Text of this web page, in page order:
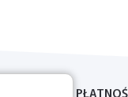
DOSTAWA I